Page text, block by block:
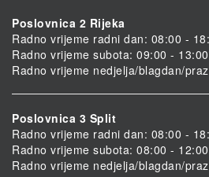
Poslovnica 2 Rijeka
Radno vrijeme radni dan: 08:00 -
Radno vrijeme subota: 09:00 - 13:00
Radno vrijeme nedjelja/blagdan/
Poslovnica 3 Split
Radno vrijeme radni dan: 08:00 -
Radno vrijeme subota: 08:00 - 12:00
Radno vrijeme nedjelja/blagdan/